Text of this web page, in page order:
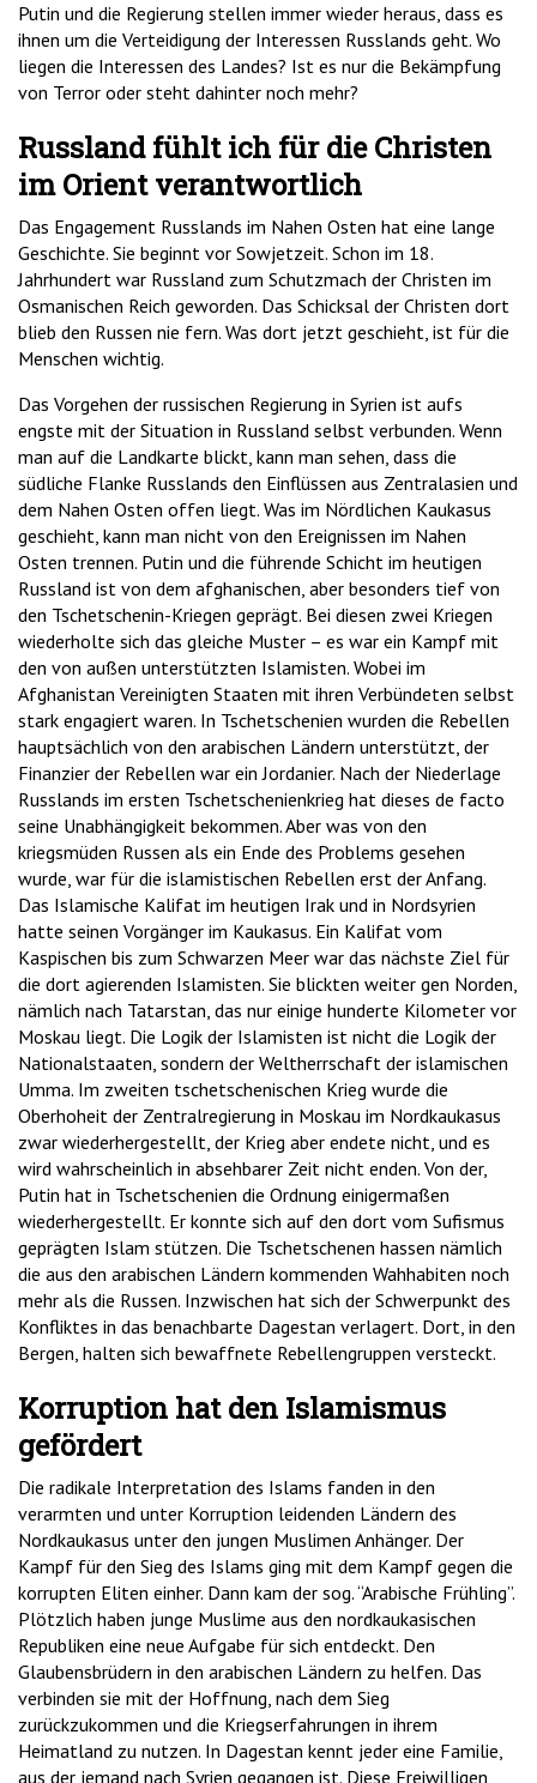
Putin und die Regierung stellen immer wieder heraus, dass es
ihnen um die Verteidigung der Interessen Russlands geht. Wo
liegen die Interessen des Landes? Ist es nur die Bekämpfung
von Terror oder steht dahinter noch mehr?
Russland fühlt ich für die Christen
im Orient verantwortlich
Das Engagement Russlands im Nahen Osten hat eine lange
Geschichte. Sie beginnt vor Sowjetzeit. Schon im 18.
Jahrhundert war Russland zum Schutzmach der Christen im
Osmanischen Reich geworden. Das Schicksal der Christen dort
blieb den Russen nie fern. Was dort jetzt geschieht, ist für die
Menschen wichtig.
Das Vorgehen der russischen Regierung in Syrien ist aufs
engste mit der Situation in Russland selbst verbunden. Wenn
man auf die Landkarte blickt, kann man sehen, dass die
südliche Flanke Russlands den Einflüssen aus Zentralasien und
dem Nahen Osten offen liegt. Was im Nördlichen Kaukasus
geschieht, kann man nicht von den Ereignissen im Nahen
Osten trennen. Putin und die führende Schicht im heutigen
Russland ist von dem afghanischen, aber besonders tief von
den Tschetschenin-Kriegen geprägt. Bei diesen zwei Kriegen
wiederholte sich das gleiche Muster – es war ein Kampf mit
den von außen unterstützten Islamisten. Wobei im
Afghanistan Vereinigten Staaten mit ihren Verbündeten selbst
stark engagiert waren. In Tschetschenien wurden die Rebellen
hauptsächlich von den arabischen Ländern unterstützt, der
Finanzier der Rebellen war ein Jordanier. Nach der Niederlage
Russlands im ersten Tschetschenienkrieg hat dieses de facto
seine Unabhängigkeit bekommen. Aber was von den
kriegsmüden Russen als ein Ende des Problems gesehen
wurde, war für die islamistischen Rebellen erst der Anfang.
Das Islamische Kalifat im heutigen Irak und in Nordsyrien
hatte seinen Vorgänger im Kaukasus. Ein Kalifat vom
Kaspischen bis zum Schwarzen Meer war das nächste Ziel für
die dort agierenden Islamisten. Sie blickten weiter gen Norden,
nämlich nach Tatarstan, das nur einige hunderte Kilometer vor
Moskau liegt. Die Logik der Islamisten ist nicht die Logik der
Nationalstaaten, sondern der Weltherrschaft der islamischen
Umma. Im zweiten tschetschenischen Krieg wurde die
Oberhoheit der Zentralregierung in Moskau im Nordkaukasus
zwar wiederhergestellt, der Krieg aber endete nicht, und es
wird wahrscheinlich in absehbarer Zeit nicht enden. Von der,
Putin hat in Tschetschenien die Ordnung einigermaßen
wiederhergestellt. Er konnte sich auf den dort vom Sufismus
geprägten Islam stützen. Die Tschetschenen hassen nämlich
die aus den arabischen Ländern kommenden Wahhabiten noch
mehr als die Russen. Inzwischen hat sich der Schwerpunkt des
Konfliktes in das benachbarte Dagestan verlagert. Dort, in den
Bergen, halten sich bewaffnete Rebellengruppen versteckt.
Korruption hat den Islamismus
gefördert
Die radikale Interpretation des Islams fanden in den
verarmten und unter Korruption leidenden Ländern des
Nordkaukasus unter den jungen Muslimen Anhänger. Der
Kampf für den Sieg des Islams ging mit dem Kampf gegen die
korrupten Eliten einher. Dann kam der sog. “Arabische Frühling”.
Plötzlich haben junge Muslime aus den nordkaukasischen
Republiken eine neue Aufgabe für sich entdeckt. Den
Glaubensbrüdern in den arabischen Ländern zu helfen. Das
verbinden sie mit der Hoffnung, nach dem Sieg
zurückzukommen und die Kriegserfahrungen in ihrem
Heimatland zu nutzen. In Dagestan kennt jeder eine Familie,
aus der jemand nach Syrien gegangen ist. Diese Freiwilligen